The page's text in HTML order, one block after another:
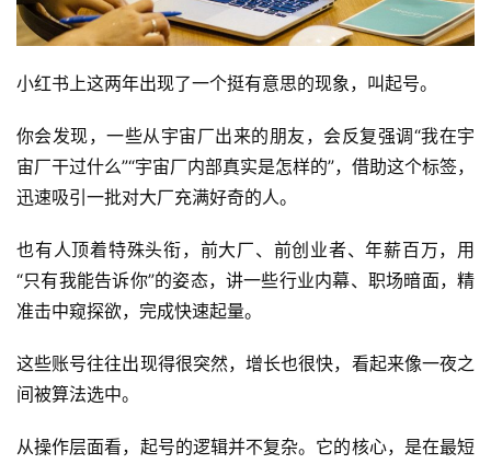
小红书上这两年出现了一个挺有意思的现象，叫起号。
你会发现，一些从宇宙厂出来的朋友，会反复强调“我在宇
宙厂干过什么”“宇宙厂内部真实是怎样的”，借助这个标签，
迅速吸引一批对大厂充满好奇的人。
也有人顶着特殊头衔，前大厂、前创业者、年薪百万，用
“只有我能告诉你”的姿态，讲一些行业内幕、职场暗面，精
准击中窥探欲，完成快速起量。
这些账号往往出现得很突然，增长也很快，看起来像一夜之
间被算法选中。
从操作层面看，起号的逻辑并不复杂。它的核心，是在最短